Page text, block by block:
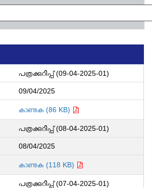
പത്രക്കുറിപ്പ് (09-04-2025-01)
09/04/2025
കാണുക (86 KB)
പത്രക്കുറിപ്പ് (08-04-2025-01)
08/04/2025
കാണുക (118 KB)
പത്രക്കുറിപ്പ് (07-04-2025-01)